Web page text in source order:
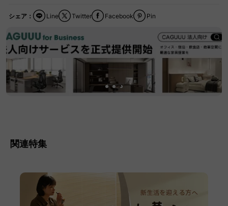
シェア： Facebook
Twitter Pin
Line
関連特集